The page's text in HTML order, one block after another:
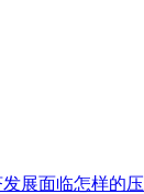
展面临怎样的